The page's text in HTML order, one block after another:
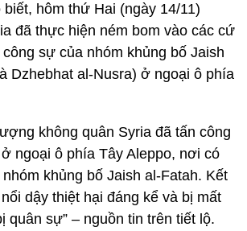
hôm thứ Hai (ngày 14/11)
đã thực hiện ném bom vào các cứ
sự của nhóm khủng bố Jaish
Dzhebhat al-Nusra) ở ngoại ô phía
không quân Syria đã tấn công
ngoại ô phía Tây Aleppo, nơi có
khủng bố Jaish al-Fatah. Kết
dậy thiệt hại đáng kể và bị mất
quân sự” – nguồn tin trên tiết lộ.